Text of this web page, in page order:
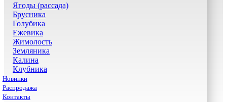
Ягоды (рассада)
Брусника
Голубика
Ежевика
Жимолость
Земляника
Калина
Клубника
Новинки
Распродажа
Контакты